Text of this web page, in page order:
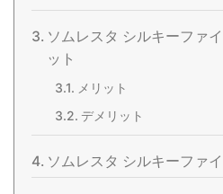
ソムレスタ シルキーファ
ット
メリット
デメリット
ソムレスタ シルキーファ